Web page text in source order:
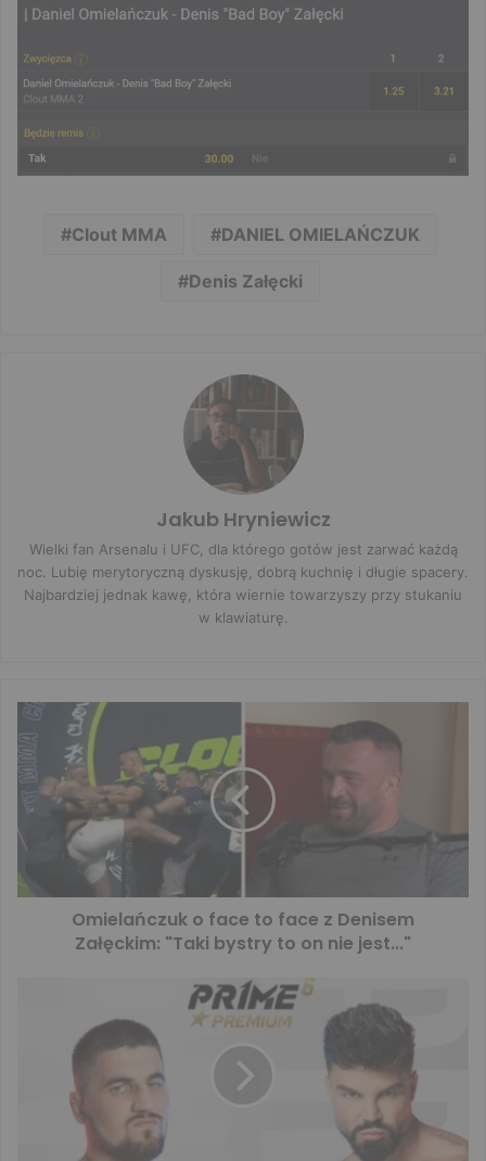
Clout MMA DANIEL OMIELAŃCZUK
Denis Załęcki
Jakub Hryniewicz
Wielki fan Arsenalu i UFC, dla którego gotów jest zarwać każdą
noc. Lubię merytoryczną dyskusję, dobrą kuchnię i długie spacery.
Najbardziej jednak kawę, która wiernie towarzyszy przy stukaniu
w klawiaturę.
Omielańczuk o face to face z Denisem
Załęckim: "Taki bystry to on nie jest..."